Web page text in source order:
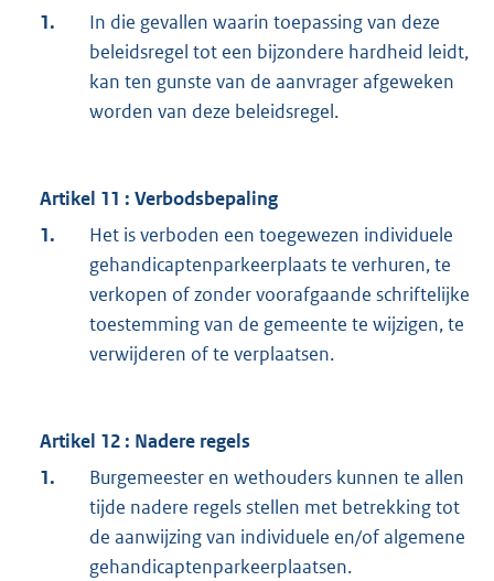
1.
In die gevallen waarin toepassing van deze
beleidsregel tot een bijzondere hardheid leidt,
kan ten gunste van de aanvrager afgeweken
worden van deze beleidsregel.
Artikel 11 : Verbodsbepaling
1.
Het is verboden een toegewezen individuele
gehandicaptenparkeerplaats te verhuren, te
verkopen of zonder voorafgaande schriftelijke
toestemming van de gemeente te wijzigen, te
verwijderen of te verplaatsen.
Artikel 12 : Nadere regels
1.
Burgemeester en wethouders kunnen te allen
tijde nadere regels stellen met betrekking tot
de aanwijzing van individuele en/of algemene
gehandicaptenparkeerplaatsen.